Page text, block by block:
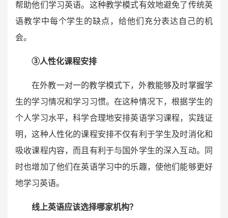
帮助他们学习英语。这种教学模式有效地避免了传统英
语教学中每个学生的缺点，给他们充分表达自己的机
会。
③人性化课程安排
在外教一对一的教学模式下，外教能够及时掌握学
生的学习情况和学习习惯。在这种情况下，根据学生的
个人学习水平，科学合理地安排英语学习课程，实践证
明，这种人性化的课程安排不仅有利于学生及时消化和
吸收课程内容，而且有利于与国外学生的深入互动。同
时也增加了他们在英语学习中的乐趣，使他们能够更好
地学习英语。
线上英语应该选择哪家机构？